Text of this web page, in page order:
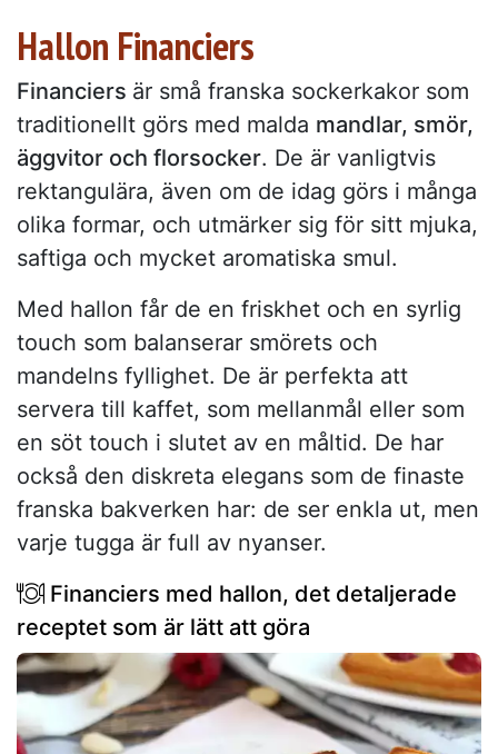
Hallon Financiers
Financiers är små franska sockerkakor som
traditionellt görs med malda mandlar, smör,
äggvitor och florsocker. De är vanligtvis
rektangulära, även om de idag görs i många
olika formar, och utmärker sig för sitt mjuka,
saftiga och mycket aromatiska smul.
Med hallon får de en friskhet och en syrlig
touch som balanserar smörets och
mandelns fyllighet. De är perfekta att
servera till kaffet, som mellanmål eller som
en söt touch i slutet av en måltid. De har
också den diskreta elegans som de finaste
franska bakverken har: de ser enkla ut, men
varje tugga är full av nyanser.
Financiers med hallon, det detaljerade
receptet som är lätt att göra